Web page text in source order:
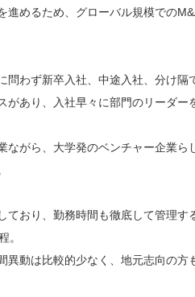
進めるため、グローバル規模での
問わず新卒入社、中途入社、分け隔
があり、入社早々に部門のリーダー
ながら、大学発のベンチャー企業ら
ており、勤務時間も徹底して管理す
。
異動は比較的少なく、地元志向の方